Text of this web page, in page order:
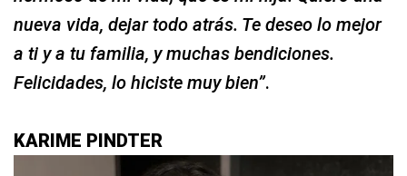
nueva vida, dejar todo atrás. Te deseo lo mejor
a ti y a tu familia, y muchas bendiciones.
Felicidades, lo hiciste muy bien”.
KARIME PINDTER